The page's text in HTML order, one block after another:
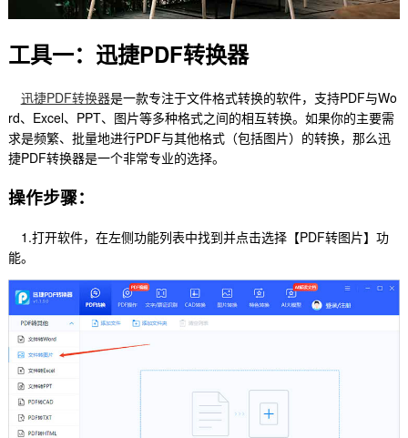
工具一：迅捷PDF转换器
迅捷PDF转换器是一款专注于文件格式转换的软件，支持PDF与Wo
rd、Excel、PPT、图片等多种格式之间的相互转换。如果你的主要需
求是频繁、批量地进行PDF与其他格式（包括图片）的转换，那么迅
捷PDF转换器是一个非常专业的选择。
操作步骤：
1.打开软件，在左侧功能列表中找到并点击选择【PDF转图片】功
能。